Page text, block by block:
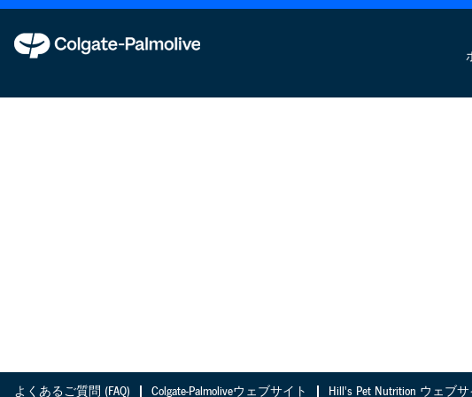
よくあるご質問 (FAQ) Colgate-Palmoliveウェブサイト Hill's Pet Nutrition ウェブサ